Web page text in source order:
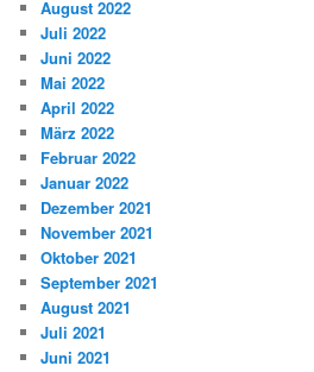
August 2022
Juli 2022
Juni 2022
Mai 2022
April 2022
März 2022
Februar 2022
Januar 2022
Dezember 2021
November 2021
Oktober 2021
September 2021
August 2021
Juli 2021
Juni 2021